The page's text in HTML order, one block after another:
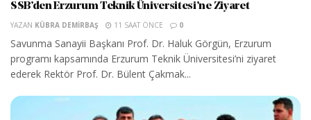
SSB’den Erzurum Teknik Üniversitesi’ne Ziyaret
YAZAN KÜBRA DEMIRBAŞ 11 SAAT ÖNCE 0
Savunma Sanayii Başkanı Prof. Dr. Haluk Görgün, Erzurum
programı kapsamında Erzurum Teknik Üniversitesi’ni ziyaret
ederek Rektör Prof. Dr. Bülent Çakmak...